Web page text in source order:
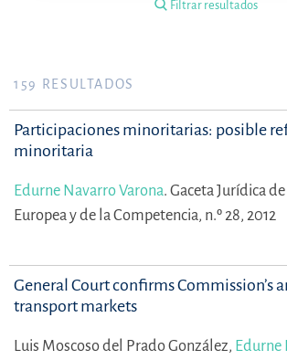
Filtrar resultados
159 RESULTADOS
Participaciones minoritarias: posible
minoritaria
Edurne Navarro Varona. Gaceta Jurídica
Europea y de la Competencia, n.º 28, 2012
General Court confirms Commission’s
transport markets
Luis Moscoso del Prado González, Edurne